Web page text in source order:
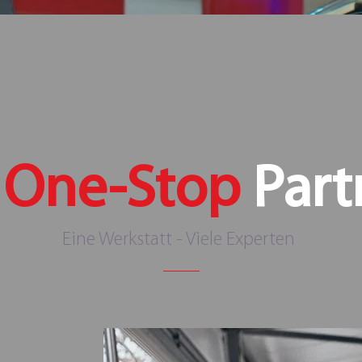
One-Stop
Eine Werkstatt - Viele Experten